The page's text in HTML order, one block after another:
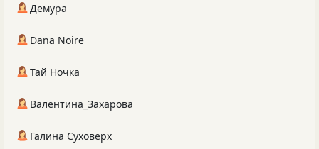
Демура
Dana Noire
Тай Ночка
Валентина_Захарова
Галина Суховерх